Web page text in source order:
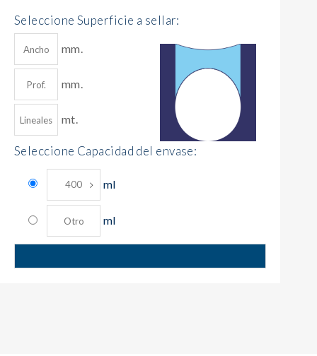
Seleccione Superficie a sellar:
mm.
mm.
mt.
Seleccione Capacidad del envase:
ml
ml